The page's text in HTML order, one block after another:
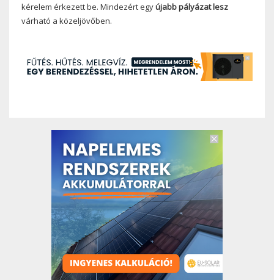
kérelem érkezett be. Mindezért egyújabb pályázat lesz
várható a közeljövőben.